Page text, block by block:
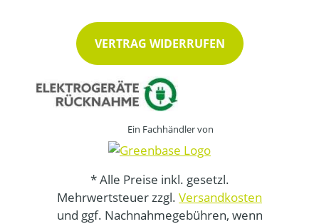
VERTRAG WIDERRUFEN
Ein Fachhändler von
* Alle Preise inkl. gesetzl.
Mehrwertsteuer zzgl. Versandkosten
und ggf. Nachnahmegebühren, wenn